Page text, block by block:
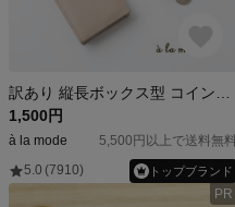
1,500円
à la mode
5,500円以上で送料無料
5.0 (7910) トップブランド
PR